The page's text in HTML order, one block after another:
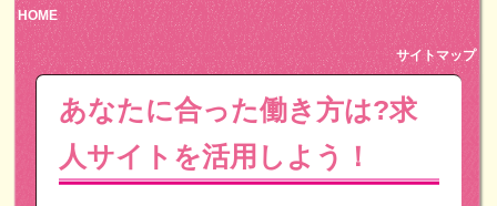
HOME
サイトマップ
あなたに合った働き方は?求
人サイトを活用しよう！